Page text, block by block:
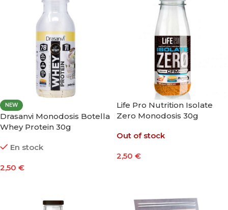
NEW
Drasanvi Monodosis Botella
Whey Protein 30g
En stock
2,50 €
Life Pro Nutrition Isolate
Zero Monodosis 30g
Out of stock
2,50 €